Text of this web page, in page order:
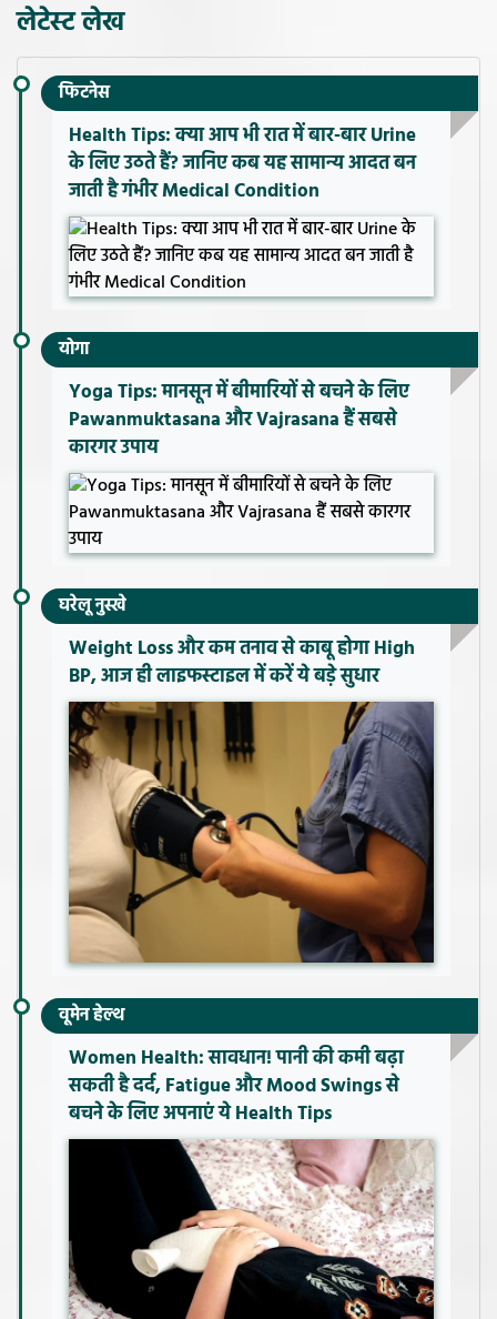
लेटेस्ट लेख
फिटनेस
Health Tips: क्या आप भी रात में बार-बार Urine
के लिए उठते हैं? जानिए कब यह सामान्य आदत बन
जाती है गंभीर Medical Condition
योगा
Yoga Tips: मानसून में बीमारियों से बचने के लिए
Pawanmuktasana और Vajrasana हैं सबसे
कारगर उपाय
घरेलू नुस्खे
Weight Loss और कम तनाव से काबू होगा High
BP, आज ही लाइफस्टाइल में करें ये बड़े सुधार
वूमेन हेल्थ
Women Health: सावधान! पानी की कमी बढ़ा
सकती है दर्द, Fatigue और Mood Swings से
बचने के लिए अपनाएं ये Health Tips